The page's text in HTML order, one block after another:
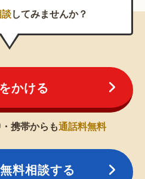
してみませんか？
かける
携帯からも通話料無料
料相談する